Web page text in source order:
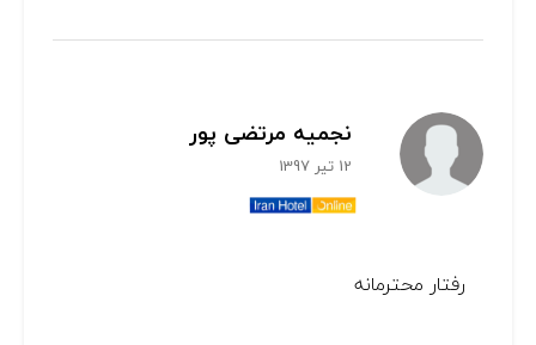
نجمیه مرتضی پور
12 تیر 1397
رفتار محترمانه